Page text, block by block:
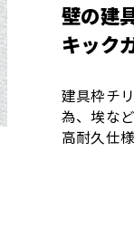
壁の建
キック
建具枠チ
為、埃な
高耐久仕様